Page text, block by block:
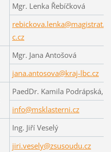
Mgr. Lenka Řebíčková
c.cz
Mgr. Jana Antošová
jana.antosova@kraj-lbc.cz
PaedDr. Kamila Podrápská,
info@msklasterni.cz
Ing. Jiří Veselý
jiri.vesely@zsusoudu.cz